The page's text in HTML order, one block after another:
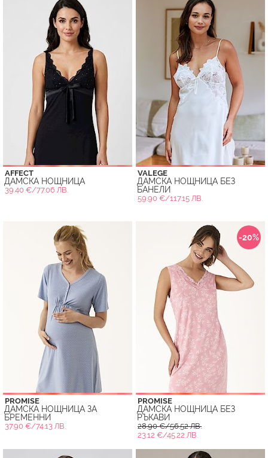
AFFECT
ДАМСКА НОЩНИЦА
39.40 €/77.06 ЛВ.
VALEGE
ДАМСКА НОЩНИЦА БЕЗ
БАНЕЛИ
59.90 €/117.15 ЛВ.
PROMISE
ДАМСКА НОЩНИЦА ЗА
БРЕМЕННИ
37.90 €/74.13 ЛВ.
-20%
PROMISE
ДАМСКА НОЩНИЦА БЕЗ
РЪКАВИ
28.90 €/56.52 ЛВ.
23.12 €/45.22 ЛВ.